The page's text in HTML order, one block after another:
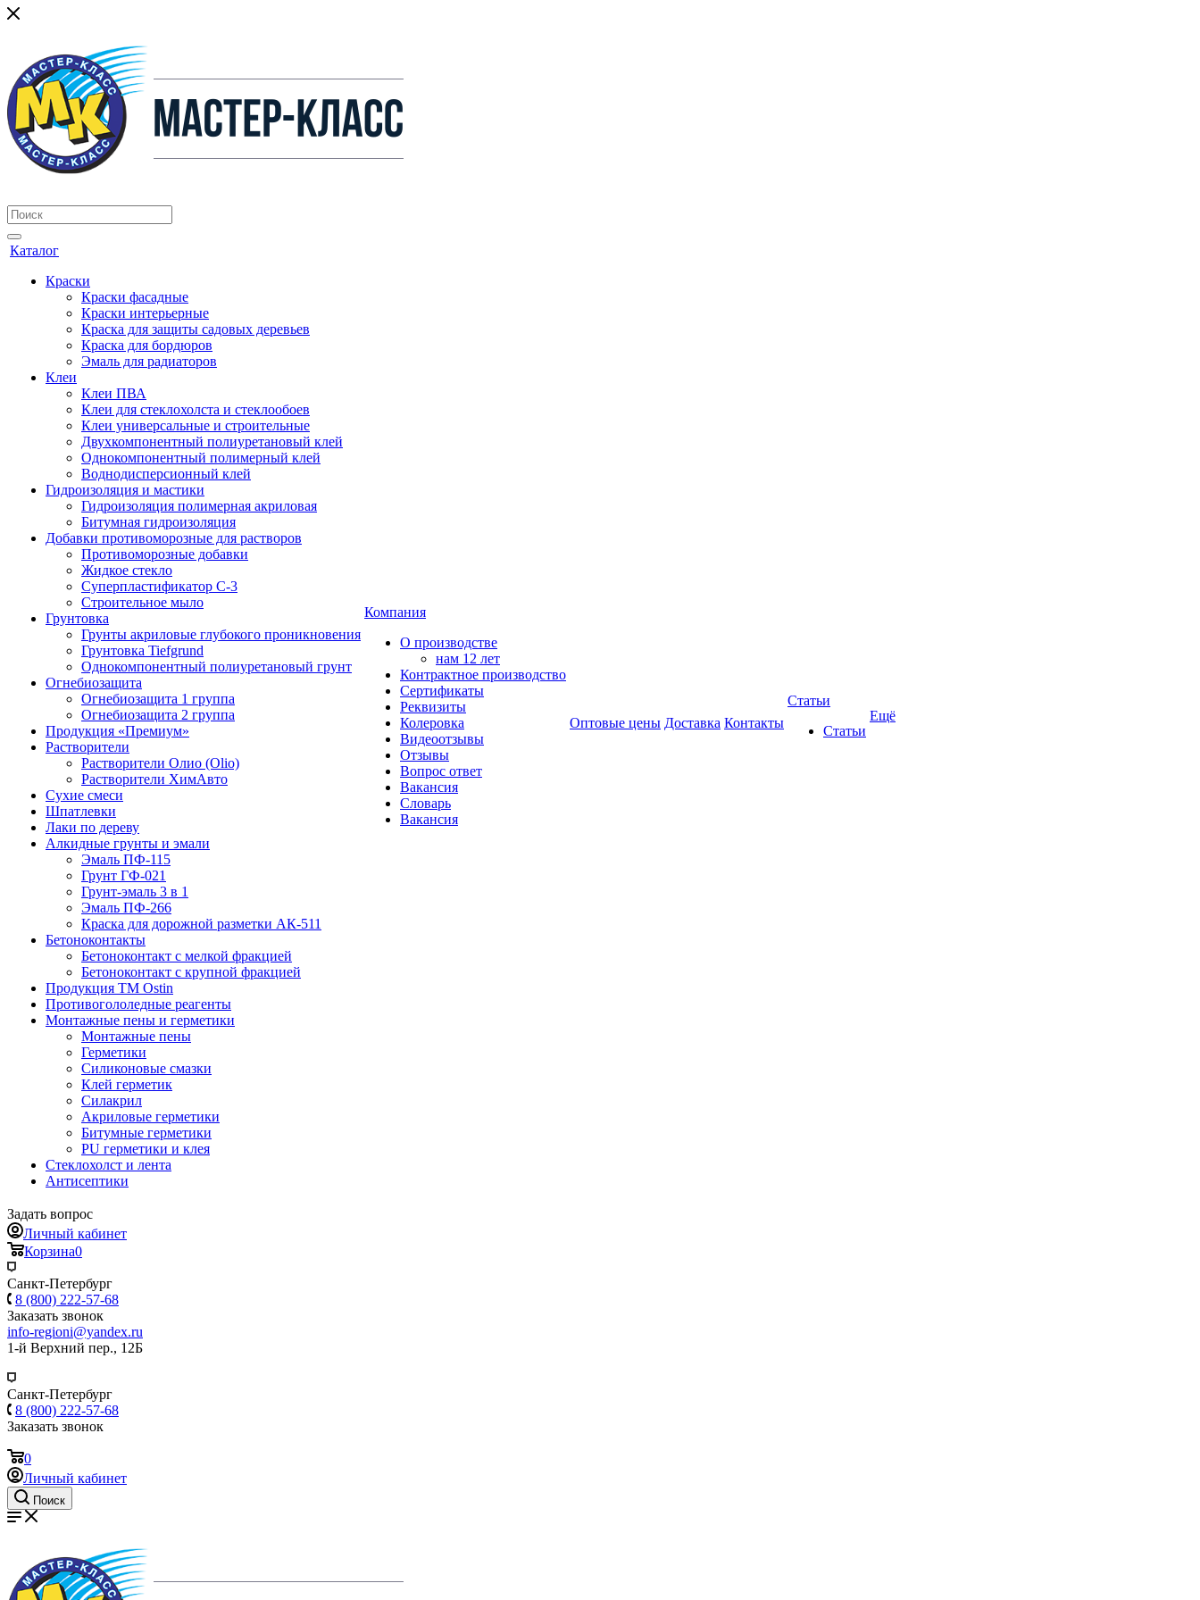
Каталог
Краски
Краски фасадные
Краски интерьерные
Краска для защиты садовых деревьев
⁠Краска для бордюров
Эмаль для радиаторов
Клеи
Клеи ПВА
Клеи для стеклохолста и стеклообоев
Клеи универсальные и строительные
Двухкомпонентный полиуретановый клей
Однокомпонентный полимерный клей
Воднодисперсионный клей
Гидроизоляция и мастики
Гидроизоляция полимерная акриловая
Битумная гидроизоляция
Добавки противоморозные для растворов
Противоморозные добавки
Жидкое стекло
Суперпластификатор С-3
Строительное мыло
Грунтовка
Грунты акриловые глубокого проникновения
Грунтовка Tiefgrund
Однокомпонентный полиуретановый грунт
Огнебиозащита
Огнебиозащита 1 группа
Огнебиозащита 2 группа
Продукция «Премиум»
Растворители
Растворители Олио (Olio)
Растворители ХимАвто
Сухие смеси
Шпатлевки
Лаки по дереву
Алкидные грунты и эмали
Эмаль ПФ-115
Грунт ГФ-021
Грунт-эмаль 3 в 1
Эмаль ПФ-266
Краска для дорожной разметки АК-511
Бетоноконтакты
Бетоноконтакт с мелкой фракцией
Бетоноконтакт с крупной фракцией
Продукция ТМ Ostin
Противогололедные реагенты
Монтажные пены и герметики
Монтажные пены
Герметики
Силиконовые смазки
Клей герметик
Силакрил
Акриловые герметики
Битумные герметики
PU герметики и клея
Стеклохолст и лента
Антисептики
Компания
О производстве
нам 12 лет
Контрактное производство
Сертификаты
Реквизиты
Колеровка
Видеоотзывы
Отзывы
Вопрос ответ
Вакансия
Словарь
Вакансия
Оптовые цены Доставка Контакты
Статьи
Статьи
Ещё
Задать вопрос
Личный кабинет
Корзина0
Санкт-Петербург
8 (800) 222-57-68
Заказать звонок
info-regioni@yandex.ru
1-й Верхний пер., 12Б
Санкт-Петербург
8 (800) 222-57-68
Заказать звонок
0
Личный кабинет
Поиск